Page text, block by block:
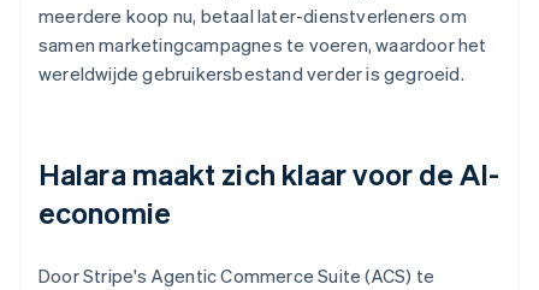
meerdere koop nu, betaal later-dienstverleners om
samen marketingcampagnes te voeren, waardoor het
wereldwijde gebruikersbestand verder is gegroeid.
Halara maakt zich klaar voor de AI-
economie
Door Stripe's Agentic Commerce Suite (ACS) te